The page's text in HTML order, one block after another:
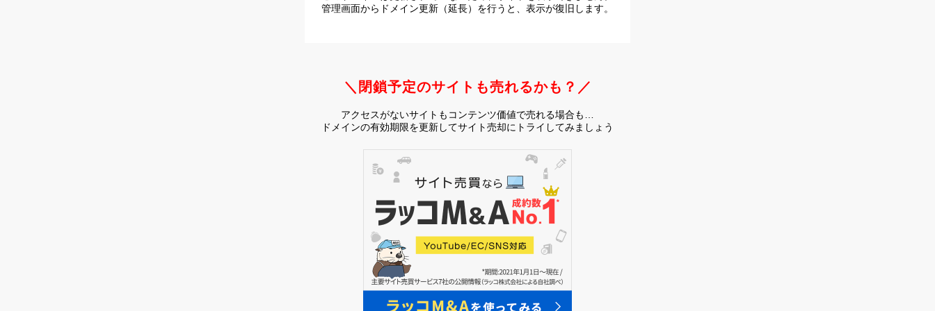
管理画面からドメイン更新（延長）を行うと、 表示が復旧します。
＼閉鎖予定のサイトも売れるかも？／
アクセスがないサイトもコンテンツ価値で売れる場合も…
ドメインの有効期限を更新してサイト売却にトライしてみましょう